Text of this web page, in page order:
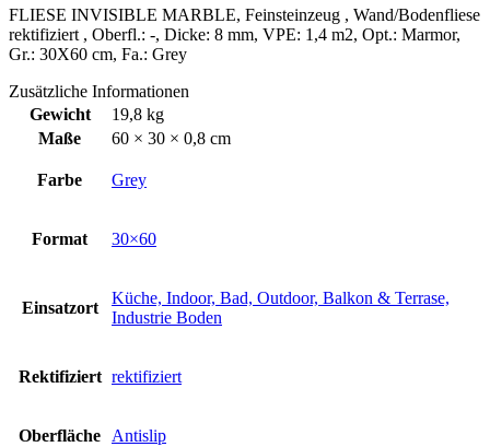
FLIESE INVISIBLE MARBLE, Feinsteinzeug , Wand/Bodenfliese
rektifiziert , Oberfl.: -, Dicke: 8 mm, VPE: 1,4 m2, Opt.: Marmor,
Gr.: 30X60 cm, Fa.: Grey
Zusätzliche Informationen
Gewicht
19,8 kg
Maße
60 × 30 × 0,8 cm
Farbe Grey
Format 30×60
Einsatzort
Küche, Indoor, Bad, Outdoor, Balkon & Terrase,
Industrie Boden
Rektifiziert rektifiziert
Oberfläche Antislip